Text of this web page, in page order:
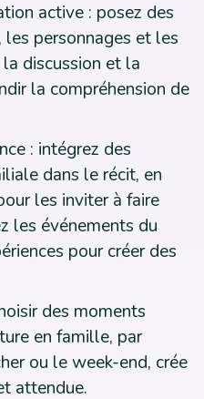
active : posez des
les personnages et les
discussion et la
la compréhension de
: intégrez des
dans le récit, en
les inviter à faire
les événements du
pour créer des
des moments
en famille, par
ou le week-end, crée
attendue.